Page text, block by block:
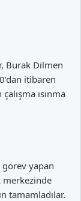
Burak Dilmen
itibaren
ısınma
görev yapan
merkezinde
tamamladılar.